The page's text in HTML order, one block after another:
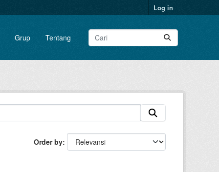
Log in
Grup Tentang
Order by